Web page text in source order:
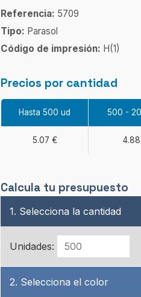
Referencia: 5709
Tipo: Parasol
Código de impresión: H(1)
Precios por cantidad
Hasta 500 ud 500 -
5.07 €
Calcula tu presupuesto
1. Selecciona la cantidad
Unidades:
2. Selecciona el color